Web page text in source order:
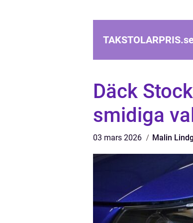
TAKSTOLARPRIS.
Däck
smidiga
03 mars 2026 Malin